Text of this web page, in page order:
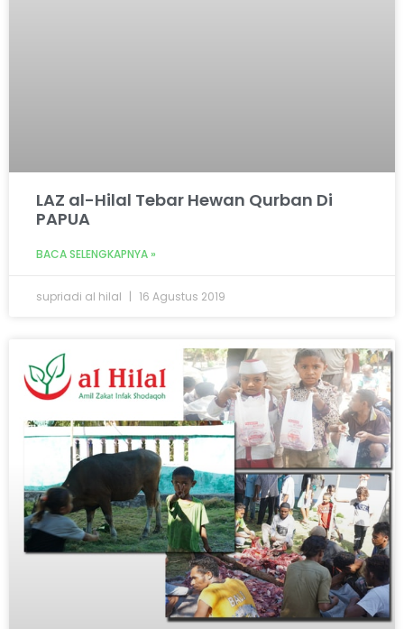
LAZ al-Hilal Tebar Hewan Qurban Di
PAPUA
BACA SELENGKAPNYA »
supriadi al hilal 16 Agustus 2019